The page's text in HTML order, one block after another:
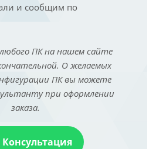
и сообщим по
ПК на нашем сайте
О желаемых
ПК вы можете
при оформлении
заказа.
Консультация